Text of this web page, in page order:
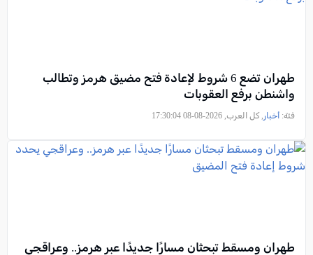
طهران تضع 6 شروط لإعادة فتح مضيق هرمز وتطالب
واشنطن برفع العقوبات
فئة: أخبار , كل العرب, 2026-08-08 17:30:04
طهران ومسقط تبحثان مسارًا جديدًا عبر هرمز.. وعراقجي